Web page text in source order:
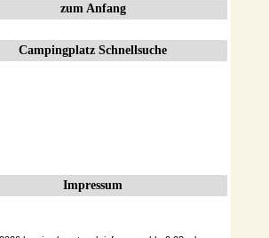
zum Anfang
Campingplatz Schnellsuche
Impressum